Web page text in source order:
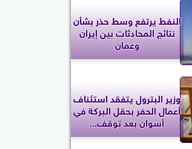
النفط يرتفع وسط حذر بشأن
نتائج المحادثات بين إيران
وعمان
وزير البترول يتفقد استئناف
أعمال الحفر بحقل البركة في
أسوان بعد توقف...